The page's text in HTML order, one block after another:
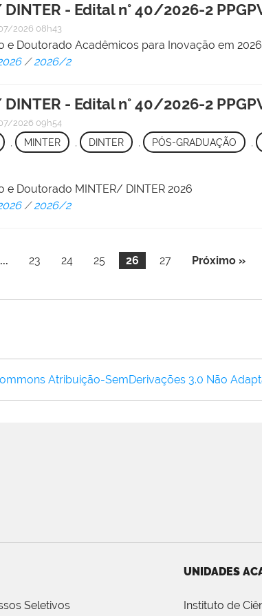
- Edital n° 40/2026-2
2026 08h43
Doutorado Acadêmicos para Inovação em 2026
/2026/2
- Edital n° 40/2026-2
2026 09h54
, MINTER , DINTER PÓS-GRADUAÇÃO
Doutorado MINTER/ DINTER 2026
/2026/2
... 23 24 25 26 27 Próximo »
Atribuição-SemDerivações 3.0 Não
Seletivos
UNIDADES
Instituto de